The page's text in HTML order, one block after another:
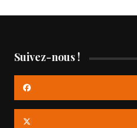
Suivez-nous !